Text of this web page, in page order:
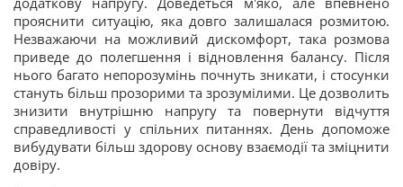
прояснити ситуацію, яка довго залишалася розмитою.
Незважаючи на можливий дискомфорт, така розмова
приведе до полегшення і відновлення балансу. Після
нього багато непорозумінь почнуть зникати, і стосунки
стануть більш прозорими та зрозумілими. Це дозволить
знизити внутрішню напругу та повернути відчуття
справедливості у спільних питаннях. День допоможе
вибудувати більш здорову основу взаємодії та зміцнити
довіру.